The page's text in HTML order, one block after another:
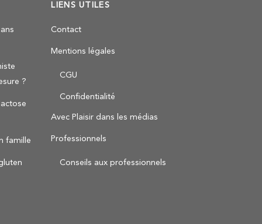
?
famille
LIENS UTILES
Contact
Mentions légales
CGU
Confidentialité
Avec Plaisir dans les médias
Professionnels
Conseils aux professionnels